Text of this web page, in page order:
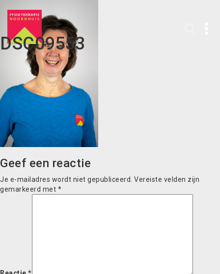
DSC09553
Geef een reactie
Je e-mailadres wordt niet gepubliceerd. Vereiste velden zijn
gemarkeerd met *